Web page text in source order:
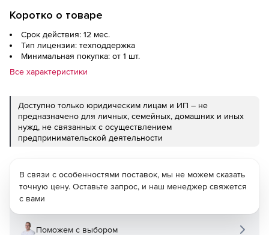
Коротко о товаре
Срок действия: 12 мес.
Тип лицензии: техподдержка
Минимальная покупка: от 1 шт.
Все характеристики
Доступно только юридическим лицам и ИП – не
предназначено для личных, семейных, домашних и иных
нужд, не связанных с осуществлением
предпринимательской деятельности
В связи с особенностями поставок, мы не можем сказать
точную цену. Оставьте запрос, и наш менеджер свяжется
с вами
Поможем с выбором